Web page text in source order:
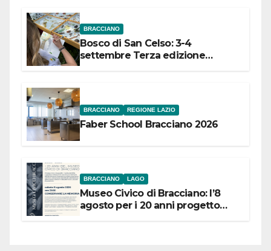
BRACCIANO
Bosco di San Celso: 3-4
settembre Terza edizione
BRACCIANO REGIONE LAZIO
Faber School Bracciano 2026
BRACCIANO LAGO
Museo Civico di Bracciano: l’8
agosto per i 20 anni progetto